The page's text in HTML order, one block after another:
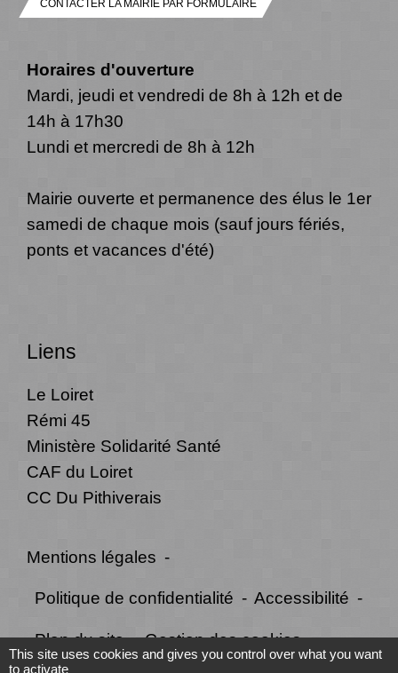
CONTACTER LA MAIRIE PAR FORMULAIRE
Horaires d'ouverture
Mardi, jeudi et vendredi de 8h à 12h et de
14h à 17h30
Lundi et mercredi de 8h à 12h
Mairie ouverte et permanence des élus le 1er
samedi de chaque mois (sauf jours fériés,
ponts et vacances d'été)
Liens
Le Loiret
Rémi 45
Ministère Solidarité Santé
CAF du Loiret
CC Du Pithiverais
Mentions légales -
Politique de confidentialité - Accessibilité -
Plan du site - Gestion des cookies
This site uses cookies and gives you control over what you want
to activate